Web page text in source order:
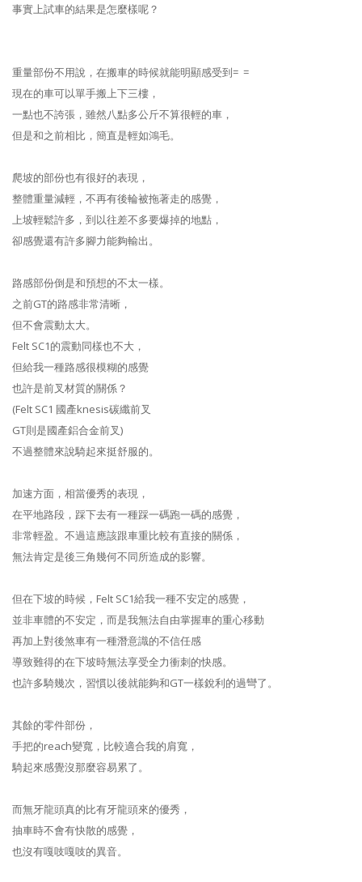
事實上試車的結果是怎麼樣呢？
重量部份不用說，在搬車的時候就能明顯感受到= =
現在的車可以單手搬上下三樓，
一點也不誇張，雖然八點多公斤不算很輕的車，
但是和之前相比，簡直是輕如鴻毛。
爬坡的部份也有很好的表現，
整體重量減輕，不再有後輪被拖著走的感覺，
上坡輕鬆許多，到以往差不多要爆掉的地點，
卻感覺還有許多腳力能夠輸出。
路感部份倒是和預想的不太一樣。
之前GT的路感非常清晰，
但不會震動太大。
Felt SC1的震動同樣也不大，
但給我一種路感很模糊的感覺
也許是前叉材質的關係？
(Felt SC1 國產knesis碳纖前叉
GT則是國產鋁合金前叉)
不過整體來說騎起來挺舒服的。
加速方面，相當優秀的表現，
在平地路段，踩下去有一種踩一碼跑一碼的感覺，
非常輕盈。不過這應該跟車重比較有直接的關係，
無法肯定是後三角幾何不同所造成的影響。
但在下坡的時候，Felt SC1給我一種不安定的感覺，
並非車體的不安定，而是我無法自由掌握車的重心移動
再加上對後煞車有一種潛意識的不信任感
導致難得的在下坡時無法享受全力衝刺的快感。
也許多騎幾次，習慣以後就能夠和GT一樣銳利的過彎了。
其餘的零件部份，
手把的reach變寬，比較適合我的肩寬，
騎起來感覺沒那麼容易累了。
而無牙龍頭真的比有牙龍頭來的優秀，
抽車時不會有快散的感覺，
也沒有嘎吱嘎吱的異音。